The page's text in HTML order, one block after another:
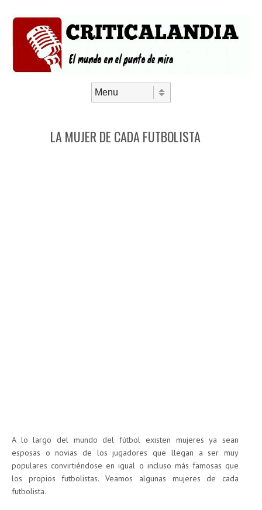
LA MUJER DE CADA FUTBOLISTA
A lo largo del mundo del fútbol existen mujeres ya sean
esposas o novias de los jugadores que llegan a ser muy
populares convirtiéndose en igual o incluso más famosas que
los propios futbolistas. Veamos algunas mujeres de cada
futbolista.